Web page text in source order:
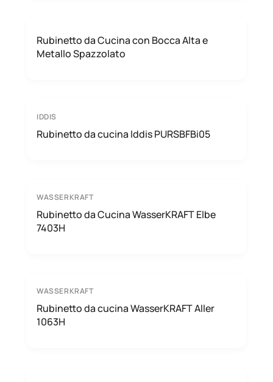
Rubinetto da Cucina con Bocca Alta e
Metallo Spazzolato
IDDIS
Rubinetto da cucina Iddis PURSBFBi05
WASSERKRAFT
Rubinetto da Cucina WasserKRAFT Elbe
7403H
WASSERKRAFT
Rubinetto da cucina WasserKRAFT Aller
1063H